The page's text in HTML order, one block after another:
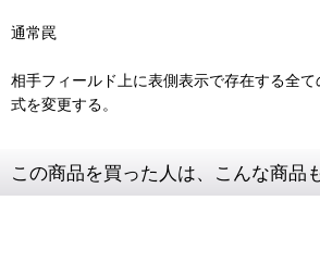
通常罠
相手フィールド上に表側表示で存在する全
式を変更する。
この商品を買った人は、こんな商品